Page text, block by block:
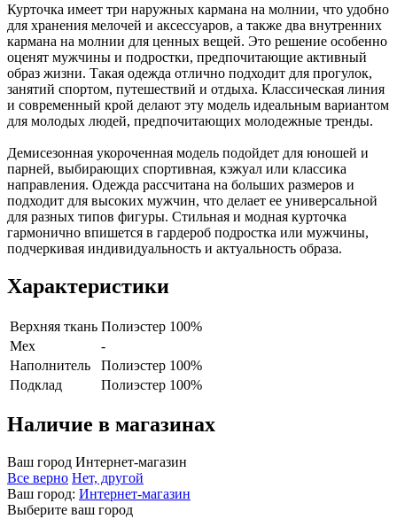
Курточка имеет три наружных кармана на молнии, что удобно
для хранения мелочей и аксессуаров, а также два внутренних
кармана на молнии для ценных вещей. Это решение особенно
оценят мужчины и подростки, предпочитающие активный
образ жизни. Такая одежда отлично подходит для прогулок,
занятий спортом, путешествий и отдыха. Классическая линия
и современный крой делают эту модель идеальным вариантом
для молодых людей, предпочитающих молодежные тренды.
Демисезонная укороченная модель подойдет для юношей и
парней, выбирающих спортивная, кэжуал или классика
направления. Одежда рассчитана на больших размеров и
подходит для высоких мужчин, что делает ее универсальной
для разных типов фигуры. Стильная и модная курточка
гармонично впишется в гардероб подростка или мужчины,
подчеркивая индивидуальность и актуальность образа.
Характеристики
Верхняя ткань Полиэстер 100%
Мех
-
Наполнитель
Полиэстер 100%
Подклад
Полиэстер 100%
Наличие в магазинах
Ваш город Интернет-магазин
Все верно Нет, другой
Ваш город: Интернет-магазин
Выберите ваш город